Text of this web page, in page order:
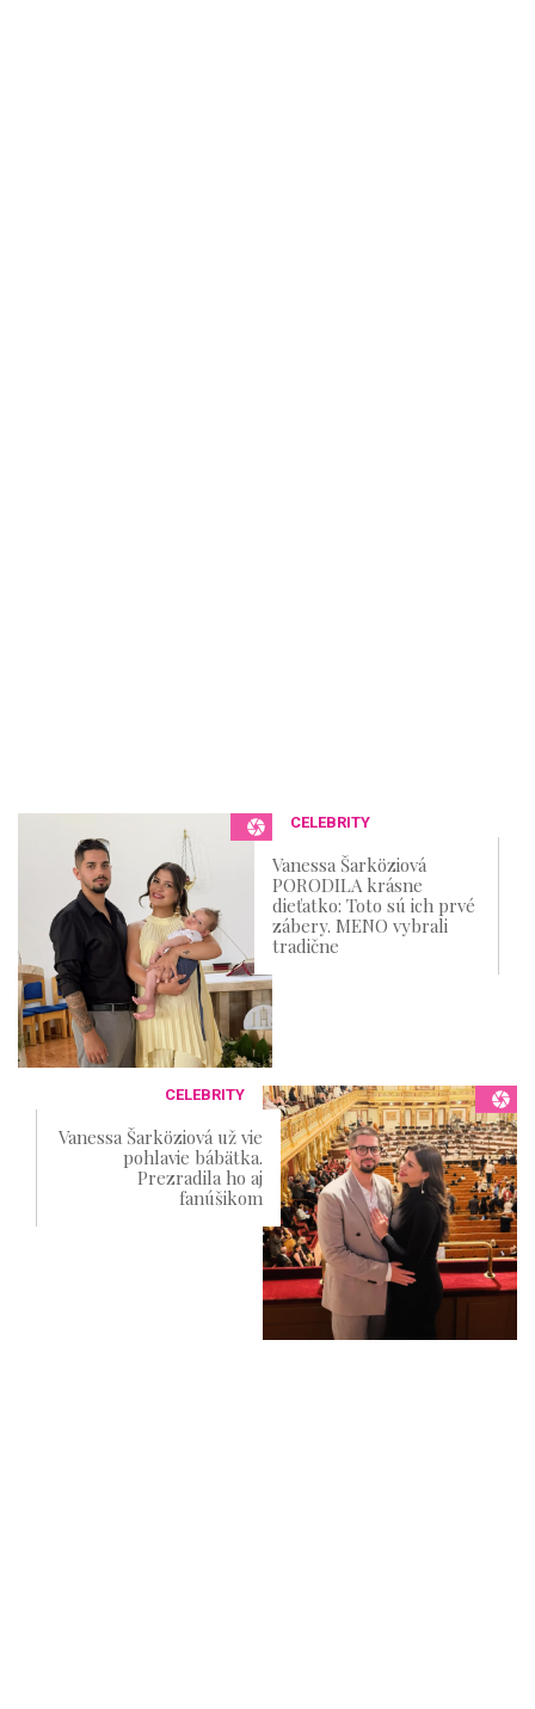
CELEBRITY
Vanessa Šarköziová
PORODILA krásne
dieťatko: Toto sú ich prvé
zábery. MENO vybrali
tradične
CELEBRITY
Vanessa Šarköziová už vie
pohlavie bábätka.
Prezradila ho aj
fanúšikom